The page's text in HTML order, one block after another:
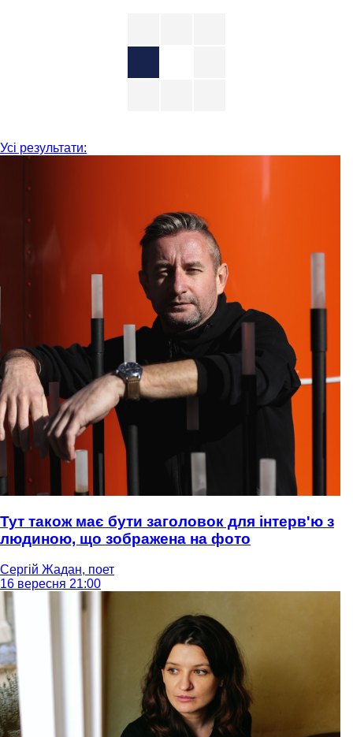
Усі результати:
Тут також має бути заголовок для інтерв'ю з
людиною, що зображена на фото
Сергій Жадан, поет
16 вересня 21:00